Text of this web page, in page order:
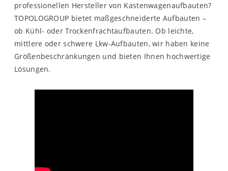
professionellen Hersteller von Kastenwagenaufbauten?
TOPOLOGROUP bietet maßgeschneiderte Aufbauten –
ob Kühl- oder Trockenfrachtaufbauten. Ob leichte,
mittlere oder schwere Lkw-Aufbauten, wir haben keine
Größenbeschränkungen und bieten Ihnen hochwertige
Lösungen.